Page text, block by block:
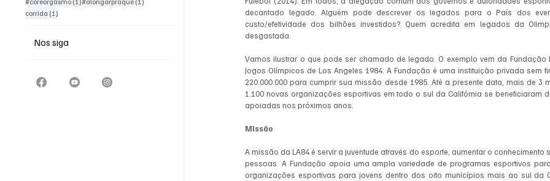
corrida (1)1 post
Nos siga
decantado legado. Alguém pode descrever os legados para o País dos
custo/efetividade dos bilhões investidos? Quem acredita em legados da
desgastada.
Vamos ilustrar o que pode ser chamado de legado. O exemplo vem da Fundação
Jogos Olímpicos de Los Angeles 1984. A Fundação é uma instituição privada sem
220.000.000 para cumprir sua missão desde 1985. Até a presente data, mais de 3
1.100 novas organizações esportivas em todo o sul da Califórnia se beneficiaram
apoiadas nos próximos anos.
MIssão
A missão da LA84 é servir a juventude através do esporte, aumentar o
pessoas. A Fundação apoia uma ampla variedade de programas esportivos
organizações esportivas para jovens dentro dos oito municípios mais ao sul da